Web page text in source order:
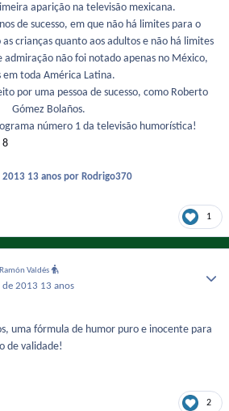
aparição na televisão mexicana.
de sucesso, em que não há limites para o
crianças quanto aos adultos e não há limites
não foi notado apenas no México,
em toda América Latina.
por uma pessoa de sucesso, como Roberto
Gómez Bolaños.
número 1 da televisão humorística!
8
2013 13 anos por Rodrigo370
1
Ramón Valdés
de 2013 13 anos
uma fórmula de humor puro e inocente para
de validade!
2